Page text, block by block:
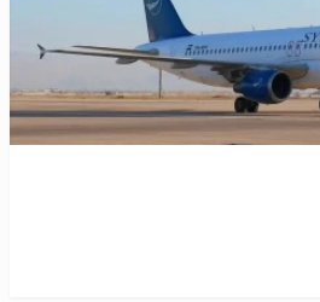
الجوية السورية من